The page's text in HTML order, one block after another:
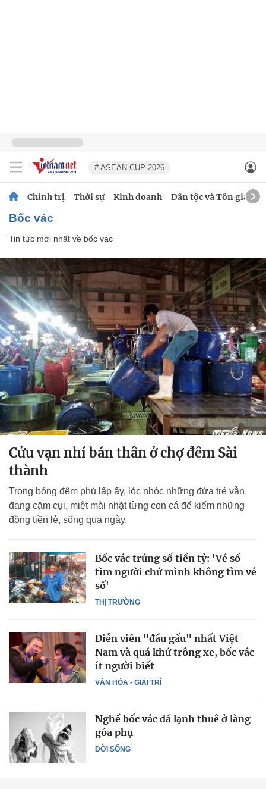
# ASEAN CUP 2026
Chính trị Thời sự Kinh doanh Dân tộc và Tôn giáo
bốc vác
Tin tức mới nhất về bốc vác
Cửu vạn nhí bán thân ở chợ đêm Sài
thành
Trong bóng đêm phủ lấp ấy, lóc nhóc những đứa trẻ vẫn
đang cặm cụi, miệt mài nhặt từng con cá để kiếm những
đồng tiền lẻ, sống qua ngày.
THỊ TRƯỜNG
Bốc vác trúng số tiền tỷ: 'Vé số
tìm người chứ mình không tìm vé
số'
VĂN HÓA - GIẢI TRÍ
Diễn viên "đầu gấu" nhất Việt
Nam và quá khứ trông xe, bốc vác
ít người biết
ĐỜI SỐNG
Nghề bốc vác đá lạnh thuê ở làng
góa phụ